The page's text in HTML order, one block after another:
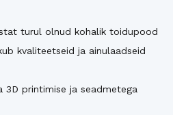
turul olnud kohalik toidupood
kvaliteetseid ja ainulaadseid
3D printimise ja seadmetega